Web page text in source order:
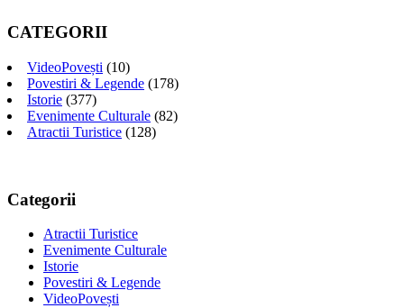
CATEGORII
VideoPovești (10)
Povestiri & Legende (178)
Istorie (377)
Evenimente Culturale (82)
Atractii Turistice (128)
Categorii
Atractii Turistice
Evenimente Culturale
Istorie
Povestiri & Legende
VideoPovești